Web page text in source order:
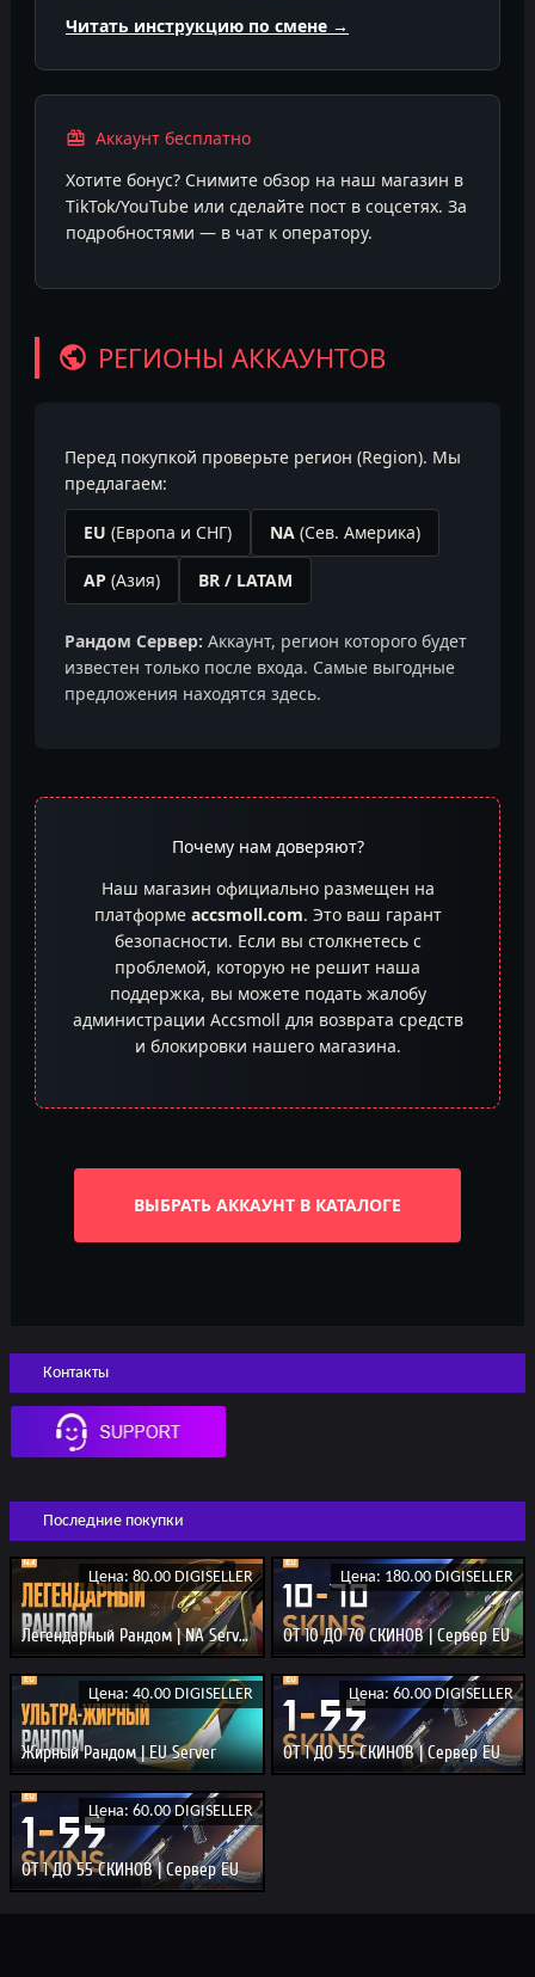
Контакты
Последние покупки
Цена: 80.00 DIGISELLER
Легендарный Рандом | NA Server
Цена: 180.00 DIGISELLER
ОТ 10 ДО 70 СКИНОВ | Сервер EU
Цена: 40.00 DIGISELLER
Жирный Рандом | EU Server
Цена: 60.00 DIGISELLER
ОТ 1 ДО 55 СКИНОВ | Сервер EU
Цена: 60.00 DIGISELLER
ОТ 1 ДО 55 СКИНОВ | Сервер EU
Читать инструкцию по смене →
Аккаунт бесплатно
Хотите бонус? Снимите обзор на наш магазин в
TikTok/YouTube или сделайте пост в соцсетях. За
подробностями — в чат к оператору.
РЕГИОНЫ АККАУНТОВ
Перед покупкой проверьте регион (Region). Мы
предлагаем:
EU (Европа и СНГ) NA (Сев. Америка)
AP (Азия) BR / LATAM
Рандом Сервер: Аккаунт, регион которого будет
известен только после входа. Самые выгодные
предложения находятся здесь.
Почему нам доверяют?
Наш магазин официально размещен на
платформе accsmoll.com. Это ваш гарант
безопасности. Если вы столкнетесь с
проблемой, которую не решит наша
поддержка, вы можете подать жалобу
администрации Accsmoll для возврата средств
и блокировки нашего магазина.
ВЫБРАТЬ АККАУНТ В КАТАЛОГЕ